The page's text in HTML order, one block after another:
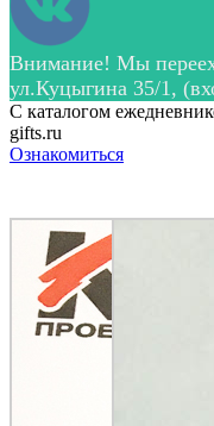
Внимание! Мы
ул.Куцыгина 35/1,
С каталогом
gifts.ru
Ознакомиться